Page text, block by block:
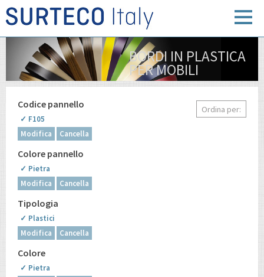
BORDI IN PLASTICA
PER MOBILI
Codice pannello
✓ F105
Modifica
Cancella
Colore pannello
✓ Pietra
Modifica
Cancella
Tipologia
✓ Plastici
Modifica
Cancella
Colore
✓ Pietra
Ordina per: